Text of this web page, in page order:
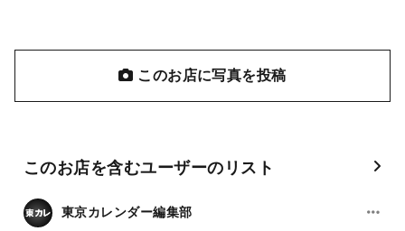
このお店に写真を投稿
このお店を含むユーザーのリスト
東京カレンダー編集部